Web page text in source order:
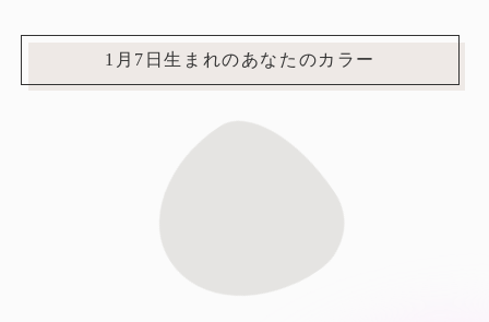
1月7日生まれのあなたのカラー